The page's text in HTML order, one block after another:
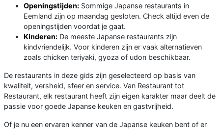
Openingstijden: Sommige Japanse restaurants in
Eemland zijn op maandag gesloten. Check altijd even de
openingstijden voordat je gaat.
Kinderen: De meeste Japanse restaurants zijn
kindvriendelijk. Voor kinderen zijn er vaak alternatieven
zoals chicken teriyaki, gyoza of udon beschikbaar.
De restaurants in deze gids zijn geselecteerd op basis van
kwaliteit, versheid, sfeer en service. Van Restaurant tot
Restaurant, elk restaurant heeft zijn eigen karakter maar deelt de
passie voor goede Japanse keuken en gastvrijheid.
Of je nu een ervaren kenner van de Japanse keuken bent of er